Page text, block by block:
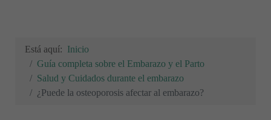
Está aquí: Inicio
Guía completa sobre el Embarazo y el Parto
Salud y Cuidados durante el embarazo
¿Puede la osteoporosis afectar al embarazo?